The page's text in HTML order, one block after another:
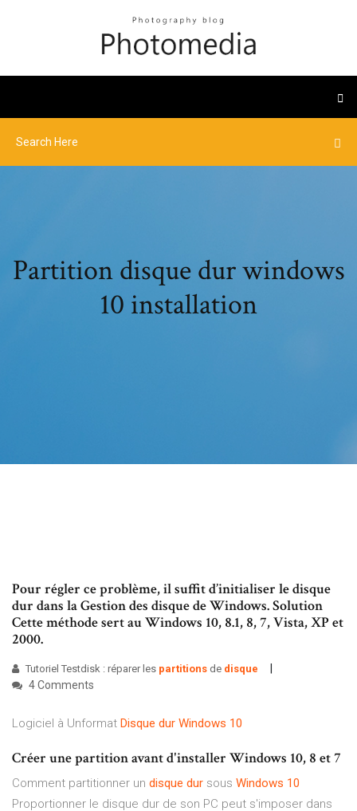
Partition disque dur windows
10 installation
Pour régler ce problème, il suffit d’initialiser le disque
dur dans la Gestion des disque de Windows. Solution
Cette méthode sert au Windows 10, 8.1, 8, 7, Vista, XP et
2000.
Tutoriel Testdisk : réparer les partitions de disque
4 Comments
Logiciel à Unformat Disque dur Windows 10
Créer une partition avant d'installer Windows 10, 8 et 7
Comment partitionner un disque dur sous Windows 10
Proportionner le disque dur de son PC peut s'imposer dans